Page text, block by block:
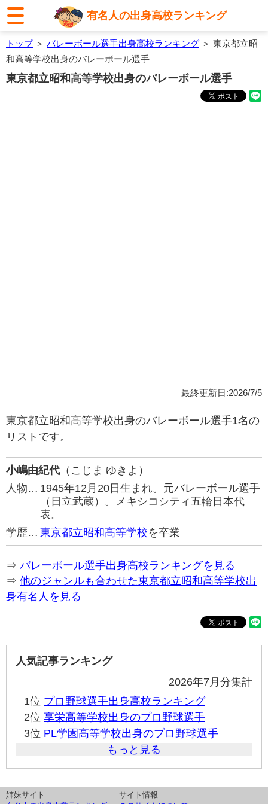
有名人の出身高校ランキング
トップ＞ バレーボール選手出身高校ランキング ＞ 東京都立昭
和高等学校出身のバレーボール選手
東京都立昭和高等学校出身のバレーボール選手
最終更新日:2026/7/5
東京都立昭和高等学校出身のバレーボール選手1名の
リストです。
小嶋由紀代 （こじま ゆきよ）
人物… 1945年12月20日生まれ。元バレーボール選手
（日立武蔵）。メキシコシティ五輪日本代
表。
学歴… 東京都立昭和高等学校を卒業
⇒ バレーボール選手出身高校ランキングを見る
⇒ 他のジャンルも合わせた東京都立昭和高等学校出
身有名人を見る
人気記事ランキング
2026年7月分集計
1位 プロ野球選手出身高校ランキング
2位 享栄高等学校出身のプロ野球選手
3位 PL学園高等学校出身のプロ野球選手
もっと見る
姉妹サイト
サイト情報